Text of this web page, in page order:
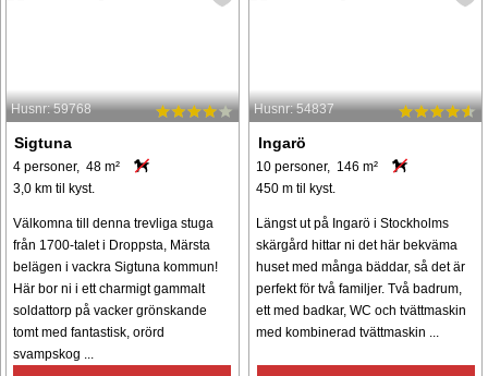
Husnr: 59768
Sigtuna
4 personer, 48 m²
3,0 km til kyst.
Välkomna till denna trevliga stuga
från 1700-talet i Droppsta, Märsta
belägen i vackra Sigtuna kommun!
Här bor ni i ett charmigt gammalt
soldattorp på vacker grönskande
tomt med fantastisk, orörd
svampskog ...
Husnr: 54837
Ingarö
10 personer, 146 m²
450 m til kyst.
Längst ut på Ingarö i Stockholms
skärgård hittar ni det här bekväma
huset med många bäddar, så det är
perfekt för två familjer. Två badrum,
ett med badkar, WC och tvättmaskin
med kombinerad tvättmaskin ...